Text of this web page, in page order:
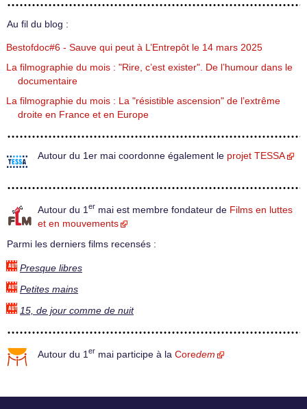
Au fil du blog :
Bestofdoc#6 - Sauve qui peut à L’Entrepôt le 14 mars 2025
La filmographie du mois : "Rire, c’est exister". De l’humour dans le
documentaire
La filmographie du mois : La "résistible ascension" de l’extrême
droite en France et en Europe
Autour du 1er mai coordonne également le projet TESSA
Autour du 1 er mai est membre fondateur de Films en luttes
et en mouvements
Parmi les derniers films recensés :
Presque libres
Petites mains
15, de jour comme de nuit
Autour du 1 er mai participe à la Coredem